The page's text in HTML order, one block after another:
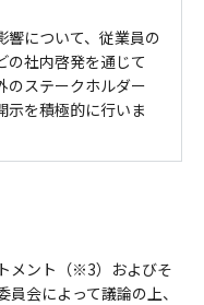
響について、従業員の
の社内啓発を通じて
のステークホルダー
示を積極的に行いま
メント（※3）およびそ
会によって議論の上、